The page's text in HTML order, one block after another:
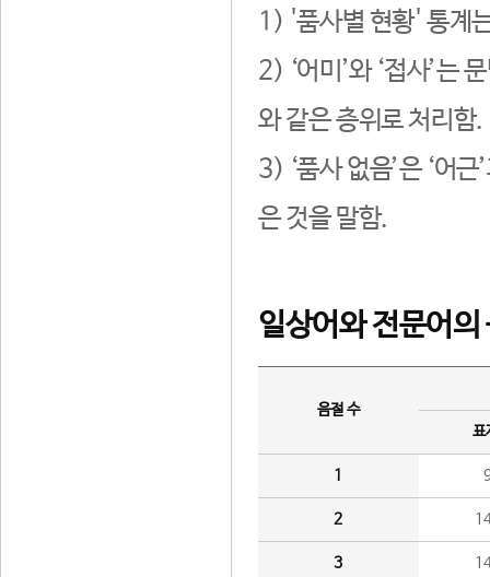
1) '품사별 현황' 통계
2) ‘어미’와 ‘접사’는
와 같은 층위로 처리함.
3) ‘품사 없음’은 ‘어
은 것을 말함.
일상어와 전문어의
음절 수
표
1
2
3